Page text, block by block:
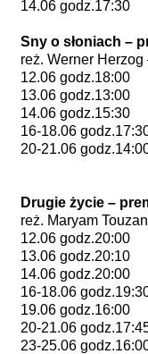
14.06 godz.17:30
Sny o słoniach –
reż. Werner Herzog
12.06 godz.18:00
13.06 godz.13:00
14.06 godz.15:30
16-18.06
20-21.06
Drugie życie –
reż. Maryam
12.06 godz.20:00
13.06 godz.20:10
14.06 godz.20:00
16-18.06
19.06 godz.16:00
20-21.06
23-25.06